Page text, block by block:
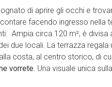
di aprire gli occhi e
facendo ingresso nella
Ampia circa 120 m², è
due locali. La terrazza regala
costa, al centro storico, di
vorrete. Una visuale unica